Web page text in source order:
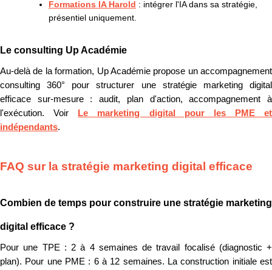
Formations IA Harold : intégrer l'IA dans sa stratégie,
présentiel uniquement.
Le consulting Up Académie
Au-delà de la formation, Up Académie propose un accompagnement
consulting 360° pour structurer une stratégie marketing digital
efficace sur-mesure : audit, plan d'action, accompagnement à
l'exécution. Voir
Le marketing digital pour les PME et
indépendants.
FAQ sur la stratégie marketing digital efficace
Combien de temps pour construire une stratégie marketing
digital efficace ?
Pour une TPE : 2 à 4 semaines de travail focalisé (diagnostic +
plan). Pour une PME : 6 à 12 semaines. La construction initiale est